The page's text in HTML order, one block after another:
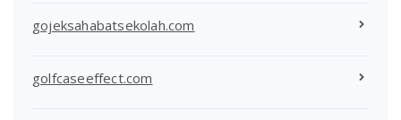
gojeksahabatsekolah.com
golfcaseeffect.com